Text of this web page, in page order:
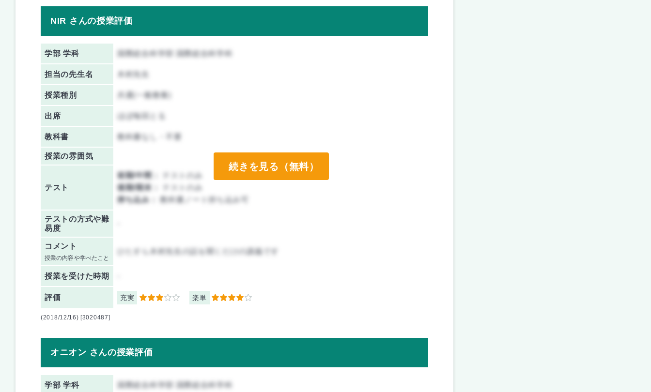
NIR さんの授業評価
学部 学科 国際総合科学部 国際総合科学科
担当の先生名
授業種別 共通(一般教養)
出席 ほぼ毎回とる
教科書 教科書なし・不要
授業の雰囲気
テスト
前期/中間：
テストのみ
後期/期末：
テストのみ
持ち込み：
教科書ノート持ち込み可
テストの方式や難
易度
コメント
授業の内容や学べたこと
ひたすら木村先生の話を聞くだけの講義です
授業を受けた時期
評価 充実 3 楽単 4
続きを見る（無料）
(2018/12/16) [3020487]
オニオン さんの授業評価
学部 学科 国際総合科学部 国際総合科学科